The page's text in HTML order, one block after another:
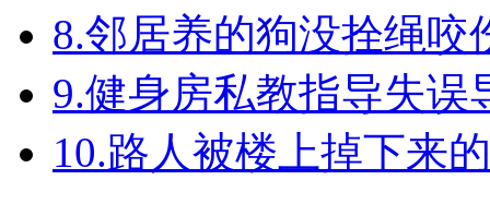
8.邻居养的狗没拴绳
9.健身房私教指导失
10.路人被楼上掉下来